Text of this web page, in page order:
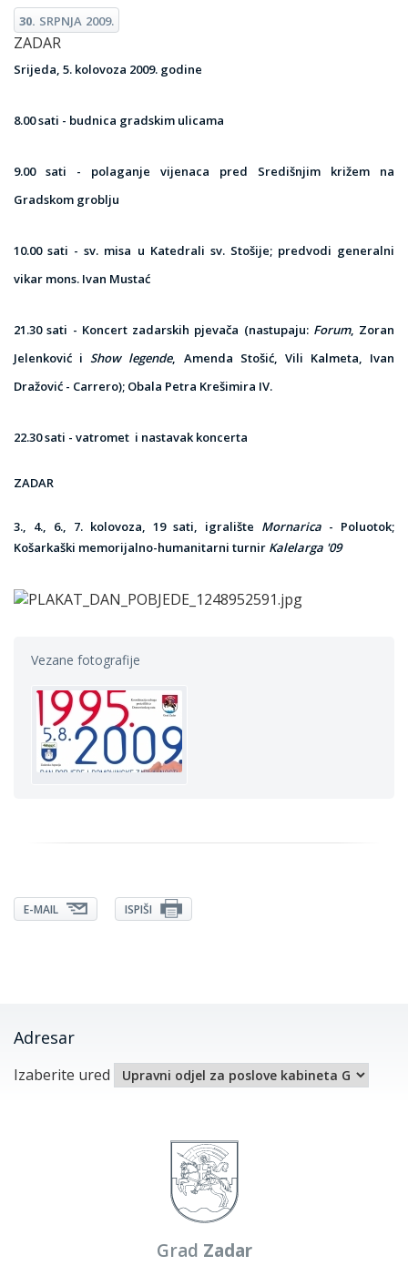
30. SRPNJA 2009.
ZADAR
Srijeda, 5. kolovoza 2009. godine
8.00 sati - budnica gradskim ulicama
9.00 sati - polaganje vijenaca pred Središnjim križem na
Gradskom groblju
10.00 sati - sv. misa u Katedrali sv. Stošije; predvodi generalni
vikar mons. Ivan Mustać
21.30 sati - Koncert zadarskih pjevača (nastupaju: Forum, Zoran
Jelenković iShow legende, Amenda Stošić, Vili Kalmeta, Ivan
Dražović - Carrero); Obala Petra Krešimira IV.
22.30 sati - vatromet i nastavak koncerta
ZADAR
3., 4., 6., 7. kolovoza, 19 sati, igralište Mornarica - Poluotok;
Košarkaški memorijalno-humanitarni turnir Kalelarga '09
Vezane fotografije
E-MAIL ISPIŠI
Adresar
Izaberite ured
Grad Zadar